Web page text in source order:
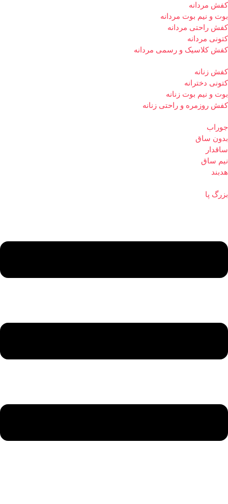
کفش مردانه
بوت و نیم بوت مردانه
کفش راحتی مردانه
کتونی مردانه
کفش کلاسیک و رسمی مردانه
کفش زنانه
کتونی دخترانه
بوت و نیم بوت زنانه
کفش روزمره و راحتی زنانه
جوراب
بدون ساق
ساقدار
نیم ساق
هدبند
بزرگ پا